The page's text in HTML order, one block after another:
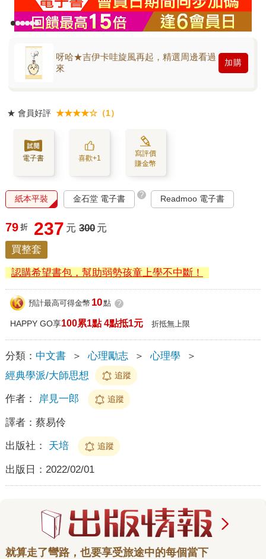
呀哈★吉伊卡哇旋風再起，精選周邊看過
來
加購
★ 會員好評 ★★★★☆（1）
電子書 喜歡+1
寫評價
賺金幣
紙本平裝 金石堂 電子書 ? Readmoo 電子書
79 折 237 元 300 元
買整套
認購希望書包，幫助弱勢孩童上學不中斷！
預計最高可得金幣 10點 ?
HAPPY GO享100累1點 4點抵1元 折抵無上限
分類： 中文書 ＞ 心理勵志 ＞ 心理學
＞
經典學派/大師思想
追蹤
作者： 岸見一郎 追蹤
譯者： 蔡易伶
出版社： 天培 追蹤
出版日： 2022/02/01
就算走了彎路，也要享受旅途中的每個當下